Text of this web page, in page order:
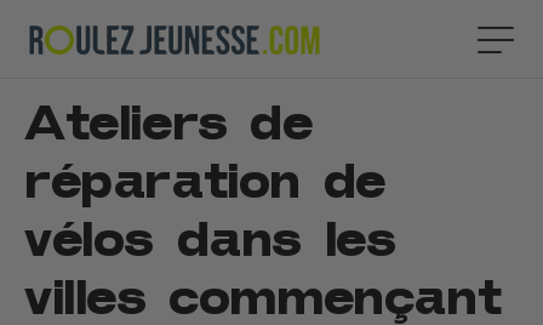
Ateliers de
réparation de
vélos dans les
villes commençant